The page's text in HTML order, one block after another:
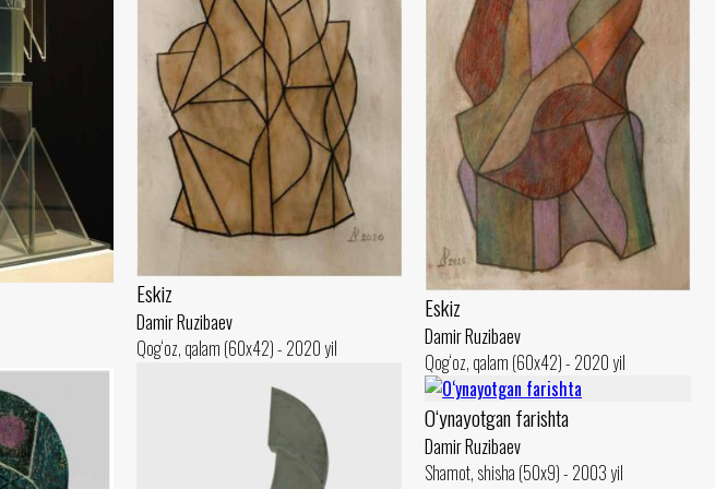
Eskiz
Damir Ruzibaev
Qog‘oz, qalam (60x42) - 2020 yil
Eskiz
Damir Ruzibaev
Qog‘oz, qalam (60x42) - 2020 yil
O‘ynayotgan farishta
Damir Ruzibaev
Shamot, shisha (50x9) - 2003 yil